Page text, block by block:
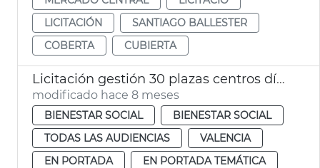
LICITACIÓN
SANTIAGO BALLESTER
COBERTA
CUBIERTA
Licitación gestión 30 plazas centros día titularidad privada
modificado hace 8 meses
BIENESTAR SOCIAL
BIENESTAR SOCIAL
TODAS LAS AUDIENCIAS
VALENCIA
EN PORTADA
EN PORTADA TEMÁTICA